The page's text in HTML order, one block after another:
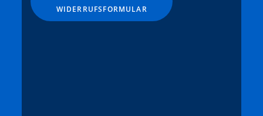
WIDERRUFSFORMULAR